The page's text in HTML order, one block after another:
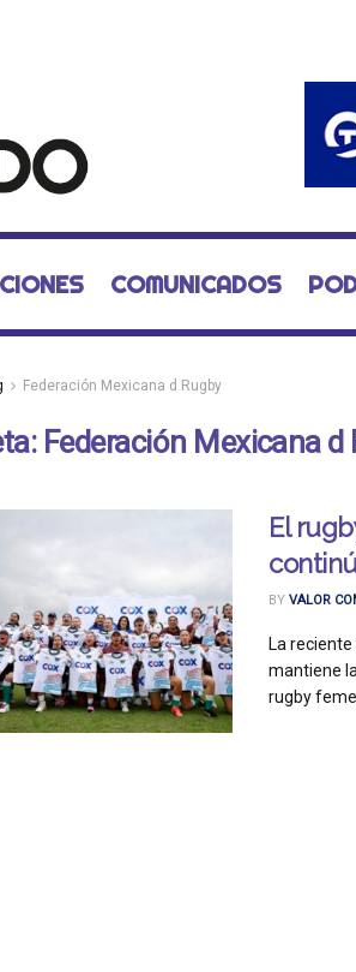
COMUNICADOS
Federación Mexicana d Rugby
Federación Mexicana d
El
BY VALOR
La
mantiene
rugby